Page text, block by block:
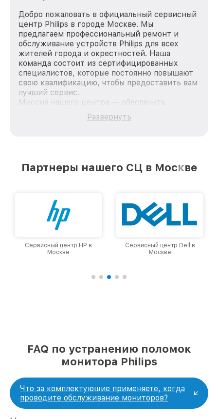
Добро пожаловать в официальный сервисный
центр Philips в городе Москве. Мы
предлагаем профессиональный ремонт и
обслуживание устройств Philips для всех
жителей города и окрестностей. Наша
команда состоит из сертифицированных
специалистов, которые постоянно повышают
свою квалификацию, чтобы предоставить вам
лучший сервис.
Миссия нашего центра — обеспечить
качественный и доступный ремонт для
каждого пользователя продукции Philips, вне
лучшим сервисным центром Philips в городе
Развернуть
Партнеры нашего СЦ в Москве
Сервисный центр HP в
Москве
Сервисный центр Dell в
Москве
FAQ по устранению поломок
монитора Philips
Что за комплектующие применяете, когда
проводите обслуживание мониторов?